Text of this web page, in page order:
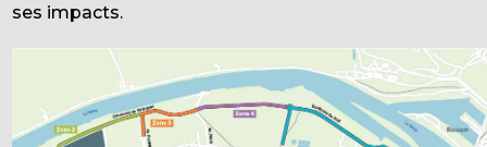
ses impacts.